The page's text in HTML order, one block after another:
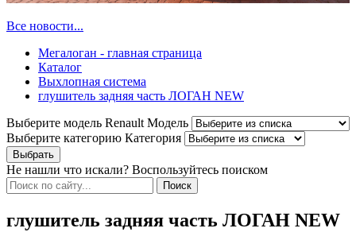
Все новости...
Мегалоган - главная страница
Каталог
Выхлопная система
глушитель задняя часть ЛОГАН NEW
Выберите модель Renault Модель
Выберите категорию Категория
Не нашли что искали? Воспользуйтесь поиском
глушитель задняя часть ЛОГАН NEW